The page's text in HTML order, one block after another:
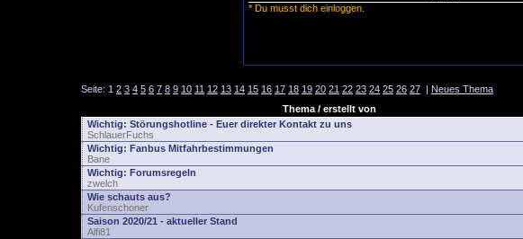
* Du musst dich einloggen.
Seite: 1 2 3 4 5 6 7 8 9 10 11 12 13 14 15 16 17 18 19 20 21 22 23 24 25 26 27 | Neues Thema
Thema / erstellt von
Wichtig: Störungshotline - Euer direkter Kontakt zu uns
SchlauerFuchs
Wichtig: Fanbus Mitfahrbestimmungen
Bane
Wichtig: Forumsregeln
zwelch
Wie schauts aus?
Kufenschoner
Saison 2020/21 - aktueller Stand
Alfi81